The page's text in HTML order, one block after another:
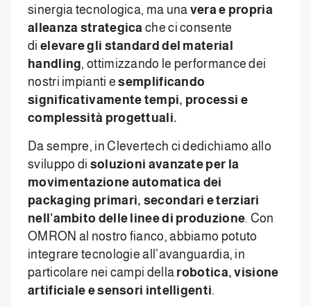
sinergia tecnologica, ma una vera e propria
alleanza strategica che ci consente
di elevare gli standard del material
handling, ottimizzando le performance dei
nostri impianti esemplificando
significativamente tempi, processi e
complessità progettuali.
Da sempre, in Clevertech ci dedichiamo allo
sviluppo di soluzioni avanzate per la
movimentazione automatica dei
packaging primari, secondari e terziari
nell’ambito delle linee di produzione. Con
OMRON al nostro fianco, abbiamo potuto
integrare tecnologie all’avanguardia, in
particolare nei campi della robotica, visione
artificiale e sensori intelligenti.